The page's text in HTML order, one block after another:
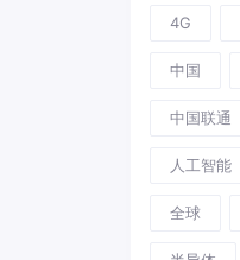
4G
中国
中国联通
人工智能
全球